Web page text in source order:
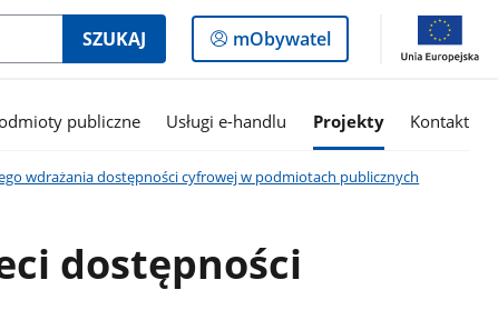
SZUKAJ
Logowanie
do
mObywatel
publiczne Usługi e-handlu Projekty Kontakt
wdrażania dostępności cyfrowej w podmiotach publicznych
dostępności